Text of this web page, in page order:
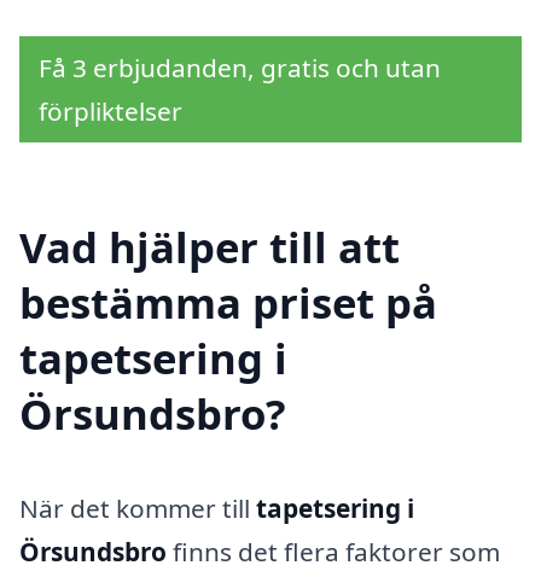
Få 3 erbjudanden, gratis och utan
förpliktelser
Vad hjälper till att
bestämma priset på
tapetsering i
Örsundsbro?
När det kommer till tapetsering i
Örsundsbro finns det flera faktorer som